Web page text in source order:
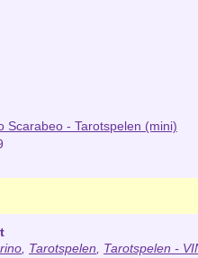
Scarabeo - Tarotspelen (mini)
Tarotspelen
Tarotspelen -